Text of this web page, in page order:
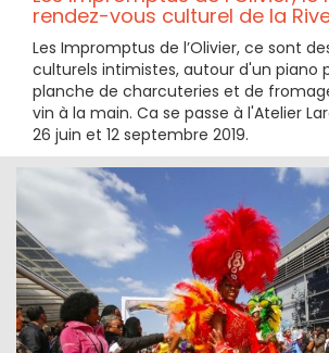
rendez-vous culturel de la
Les Impromptus de l’Olivier, ce sont
culturels intimistes, autour d'un piano
planche de charcuteries et de
vin à la main. Ca se passe à l'Atelier
26 juin et 12 septembre 2019.